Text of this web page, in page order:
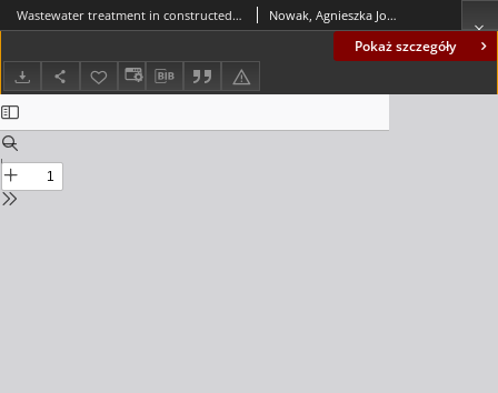
Pokaż szczegóły
Wastewater treatment in constructed wetlands = Oczyszczanie ścieków w oczyszczalni hydrofitowej Nowak, Agnieszka Joanna; Królik, Dariusz; Kostecki, Jakub